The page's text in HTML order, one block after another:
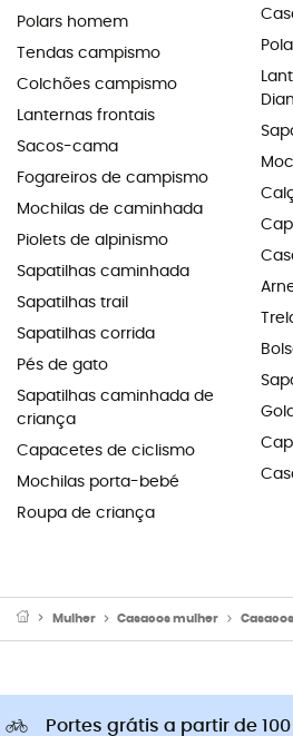
Polars homem
Tendas campismo
Colchões campismo
Lanternas frontais
Sacos-cama
Fogareiros de campismo
Mochilas de caminhada
Piolets de alpinismo
Sapatilhas caminhada
Sapatilhas trail
Sapatilhas corrida
Pés de gato
Sapatilhas caminhada de
criança
Capacetes de ciclismo
Mochilas porta-bebé
Roupa de criança
Mulher Casacos mulher
Portes grátis a partir de